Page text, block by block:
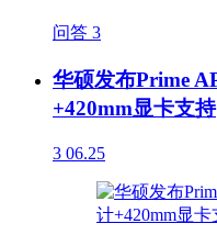
问答 3
华硕发布Prime
+420mm显卡支持
3 06.25